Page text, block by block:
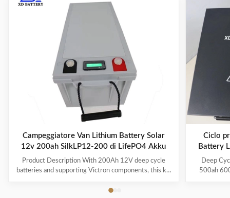
Campeggiatore Van Lithium Battery Solar
12v 200ah SilkLP12-200 di LifePO4 Akku
Product Description With 200Ah 12V deep cycle
batteries and supporting Victron components, this kit
our new line of Battle Born Energy kits, the Van
Ciclo
Battery
Deep
500ah